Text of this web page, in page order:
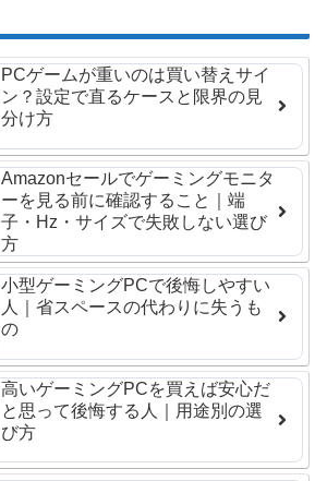
PCゲームが重いのは買い替えサイ
ン？設定で直るケースと限界の見
分け方
Amazonセールでゲーミングモニタ
ーを見る前に確認すること｜端
子・Hz・サイズで失敗しない選び
方
小型ゲーミングPCで後悔しやすい
人｜省スペースの代わりに失うも
の
高いゲーミングPCを買えば安心だ
と思って後悔する人｜用途別の選
び方